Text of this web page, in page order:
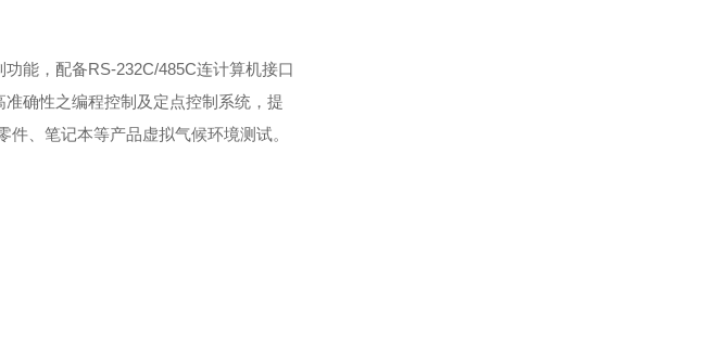
能，配备RS-232C/485C连计算机接口
确性之编程控制及定点控制系统，提
、笔记本等产品虚拟气候环境测试。